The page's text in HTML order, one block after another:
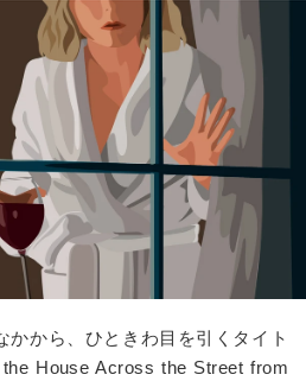
かから、ひときわ目を引くタイト
House Across the Street from